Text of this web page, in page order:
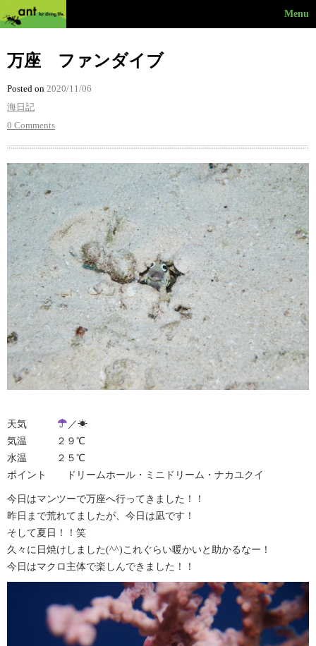
Menu
万座 ファンダイブ
Posted on 2020/11/06
海日記
0 Comments
天気
／☀︎
気温 ２９℃
水温 ２５℃
ポイント ドリームホール・ミニドリーム・ナカユクイ
今日はマンツーで万座へ行ってきました！！
昨日まで荒れてましたが、今日は凪です！
そして夏日！！笑
久々に日焼けしました(^^)これぐらい暖かいと助かるなー！
今日はマクロ主体で楽しんできました！！